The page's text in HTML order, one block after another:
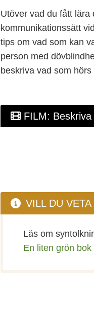
Utöver vad du fått
kommunikationssätt
tips om vad som kan
person med
beskriva vad som hörs
FILM:
VILL DU
Läs om
En liten grön